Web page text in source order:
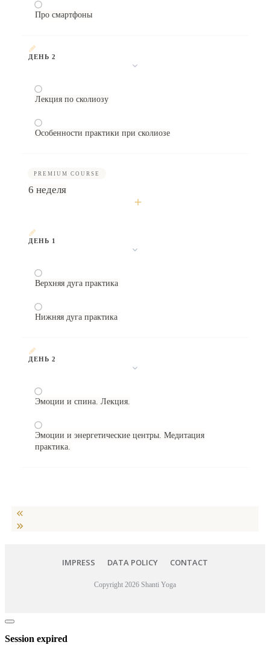
Про смартфоны
ДЕНЬ 2
Лекция по сколиозу
Особенности практики при сколиозе
PREMIUM COURSE
6 неделя
ДЕНЬ 1
Верхняя дуга практика
Нижняя дуга практика
ДЕНЬ 2
Эмоции и спина. Лекция.
Эмоции и энергетические центры. Медитация
практика.
IMPRESS DATA POLICY CONTACT
Copyright 2026 Shanti Yoga
Close
dialog
Session expired